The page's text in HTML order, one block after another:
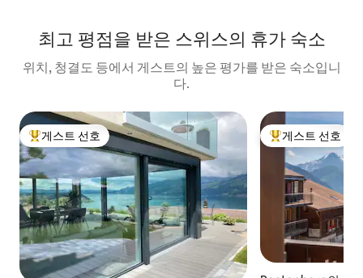
최고 평점을 받은 스위스의 휴가 숙소
위치, 청결도 등에서 게스트의 높은 평가를 받은 숙소입니
다.
상위 게스트 선호
게스트 선호 상위 게스트 선호
게스트 선호